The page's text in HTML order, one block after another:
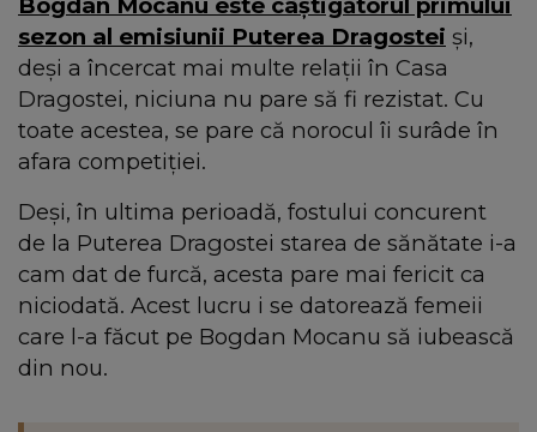
Bogdan Mocanu este câștigătorul primului
sezon al emisiunii Puterea Dragostei și,
deși a încercat mai multe relații în Casa
Dragostei, niciuna nu pare să fi rezistat. Cu
toate acestea, se pare că norocul îi surâde în
afara competiției.
Deși, în ultima perioadă, fostului concurent
de la Puterea Dragostei starea de sănătate i-a
cam dat de furcă, acesta pare mai fericit ca
niciodată. Acest lucru i se datorează femeii
care l-a făcut pe Bogdan Mocanu să iubească
din nou.